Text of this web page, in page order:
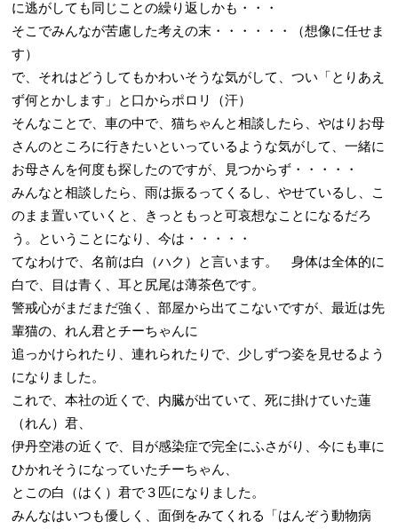
に逃がしても同じことの繰り返しかも・・・
そこでみんなが苦慮した考えの末・・・・・・（想像に任せま
す）
で、それはどうしてもかわいそうな気がして、つい「とりあえ
ず何とかします」と口からポロリ（汗）
そんなことで、車の中で、猫ちゃんと相談したら、やはりお母
さんのところに行きたいといっているような気がして、一緒に
お母さんを何度も探したのですが、見つからず・・・・・
みんなと相談したら、雨は振るってくるし、やせているし、こ
のまま置いていくと、きっともっと可哀想なことになるだろ
う。ということになり、今は・・・・・
てなわけで、名前は白（ハク）と言います。 身体は全体的に
白で、目は青く、耳と尻尾は薄茶色です。
警戒心がまだまだ強く、部屋から出てこないですが、最近は先
輩猫の、れん君とチーちゃんに
追っかけられたり、連れられたりで、少しずつ姿を見せるよう
になりました。
これで、本社の近くで、内臓が出ていて、死に掛けていた蓮
（れん）君、
伊丹空港の近くで、目が感染症で完全にふさがり、今にも車に
ひかれそうになっていたチーちゃん、
とこの白（はく）君で３匹になりました。
みんなはいつも優しく、面倒をみてくれる「はんぞう動物病